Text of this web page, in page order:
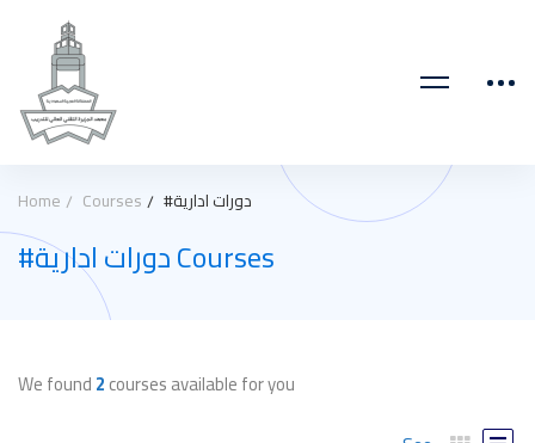
Home Courses #دورات ادارية
#دورات ادارية Courses
We found2courses available for you